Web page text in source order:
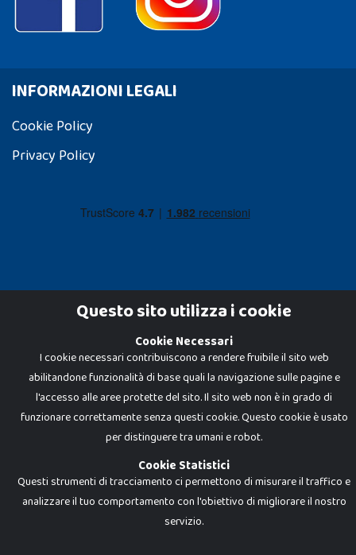
INFORMAZIONI LEGALI
Cookie Policy
Privacy Policy
Dadi e Mattoncini è un brand di Giocabene Srl. Ogni riproduzione o utilizzo non
espressamente autorizzato è severamente vietato. Tutti i loghi, marchi,
brand elencati nel presente shop sono di proprietà dei rispettivi titolari.
I prezzi e le promozioni pubblicate potrebbero differire da quanto esposto in
negozio.
Giocabene Srl - via della Posta 8, 20123 Milano (MI)
P.IVA 02608090425 - REA AN201199 - C.S. 10.000 i.v.
Questo sito utilizza i cookie
Cookie Necessari
I cookie necessari contribuiscono a rendere fruibile il sito web
abilitandone funzionalità di base quali la navigazione sulle pagine e
l'accesso alle aree protette del sito. Il sito web non è in grado di
funzionare correttamente senza questi cookie. Questo cookie è usato
per distinguere tra umani e robot.
Cookie Statistici
Questi strumenti di tracciamento ci permettono di misurare il traffico e
analizzare il tuo comportamento con l'obiettivo di migliorare il nostro
servizio.